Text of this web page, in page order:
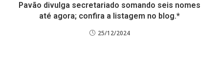
Pavão divulga secretariado somando seis nomes
até agora; confira a listagem no blog.*
25/12/2024